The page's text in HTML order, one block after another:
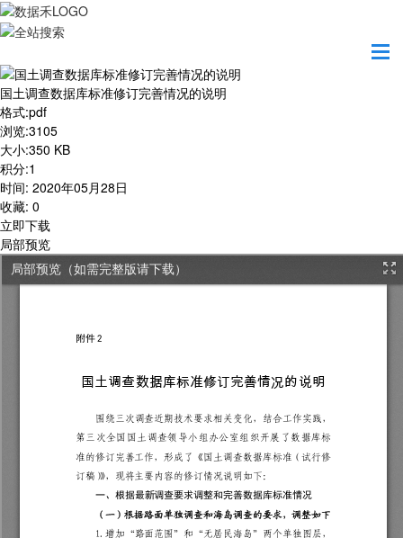
国土调查数据库标准修订完善情况的说明
格式:pdf
浏览:3105
大小:350 KB
积分:1
时间: 2020年05月28日
收藏: 0
立即下载
局部预览